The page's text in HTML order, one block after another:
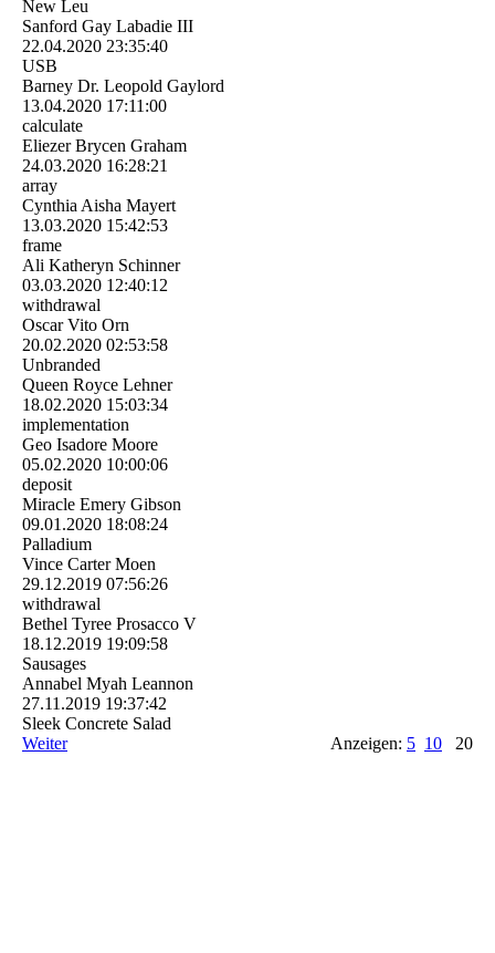
New Leu
Sanford Gay Labadie III
22.04.2020 23:35:40
USB
Barney Dr. Leopold Gaylord
13.04.2020 17:11:00
calculate
Eliezer Brycen Graham
24.03.2020 16:28:21
array
Cynthia Aisha Mayert
13.03.2020 15:42:53
frame
Ali Katheryn Schinner
03.03.2020 12:40:12
withdrawal
Oscar Vito Orn
20.02.2020 02:53:58
Unbranded
Queen Royce Lehner
18.02.2020 15:03:34
implementation
Geo Isadore Moore
05.02.2020 10:00:06
deposit
Miracle Emery Gibson
09.01.2020 18:08:24
Palladium
Vince Carter Moen
29.12.2019 07:56:26
withdrawal
Bethel Tyree Prosacco V
18.12.2019 19:09:58
Sausages
Annabel Myah Leannon
27.11.2019 19:37:42
Sleek Concrete Salad
Weiter
Anzeigen: 5 10 20